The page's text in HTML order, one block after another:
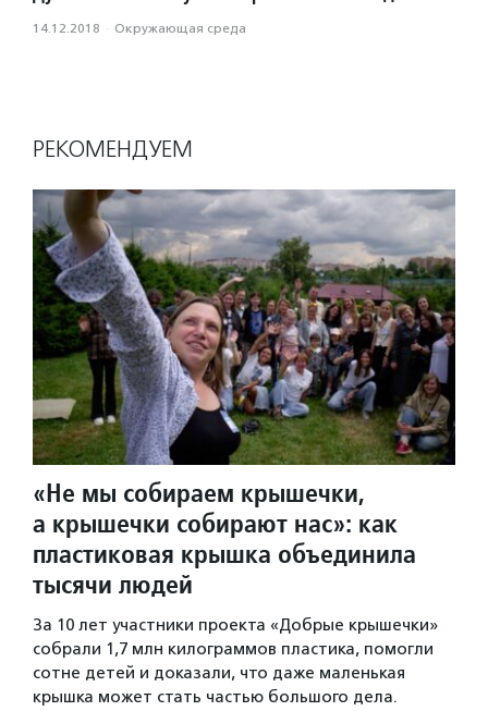
14.12.2018 · Окружающая среда
РЕКОМЕНДУЕМ
«Не мы собираем крышечки,
а крышечки собирают нас»: как
пластиковая крышка объединила
тысячи людей
За 10 лет участники проекта «Добрые крышечки»
собрали 1,7 млн килограммов пластика, помогли
сотне детей и доказали, что даже маленькая
крышка может стать частью большого дела.